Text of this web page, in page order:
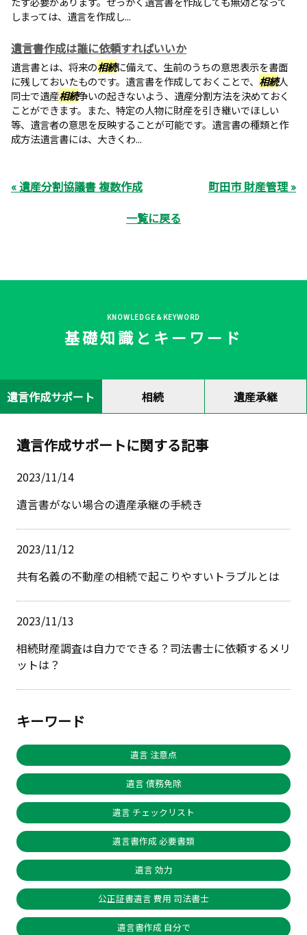
しまっては、遺言を作成し...
遺言書作成は誰に依頼すればいいか
遺言書とは、将来の相続に備えて、生前のうちの意思表示を書面
に残しておいたものです。遺言書を作成しておくことで、 相続人
同士で遺産相続争いの起きないよう、遺産分割方法を決めておく
ことができます。また、特定の人物に財産を引き継いでほしい
等、遺言者の意思を反映することが可能です。遺言書の種類と作
成方法遺言書には、大きくわ...
« 遺産分割協議書 複数作成
町田市 財産管理 »
一覧に戻る
KNOWLEDGE＆KEYWORD
基礎知識とキーワード
遺言作成サポート 相続 遺産承継
遺言作成サポートに関する記事
2023/11/14
遺言書がない場合の遺産承継の手続き
2023/11/12
共有名義の不動産の相続で起こりやすいトラブルとは
2023/11/13
相続財産調査は自力でできる？司法書士に依頼するメリ
ットは？
キーワード
遺言 注意点
遺言 債務免除
遺言 チェックリスト
遺言書作成 必要書類
遺言 効力
公正証書遺言 費用 司法書士
遺言書作成 自分で